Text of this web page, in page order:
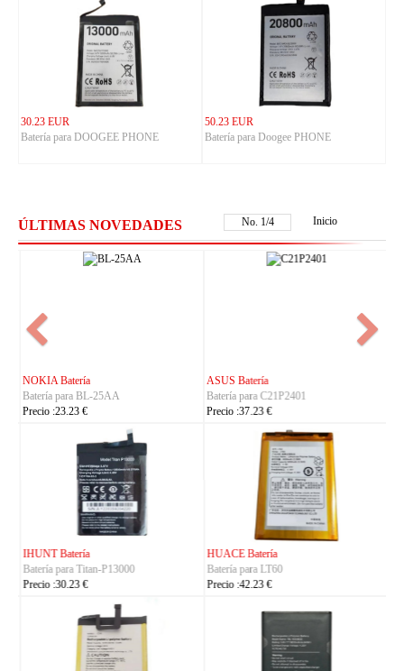
30.23 EUR
Batería para DOOGEE PHONE
50.23 EUR
Batería para Doogee PHONE
ÚLTIMAS NOVEDADES No. 2/4 Inicio
NOKIA Batería
Batería para BL-25AA
Precio :23.23 €
ASUS Batería
Batería para C21P2401
Precio :37.23 €
IHUNT Batería
Batería para Titan-P13000
Precio :30.23 €
HUACE Batería
Batería para LT60
Precio :42.23 €